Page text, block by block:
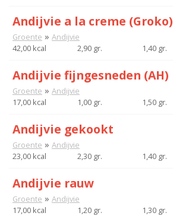
Andijvie a la creme (Groko)
Groente » Andijvie
42,00 kcal
2,90 gr. 1,40 gr.
Andijvie fijngesneden (AH)
Groente » Andijvie
17,00 kcal
1,00 gr. 1,50 gr.
Andijvie gekookt
Groente » Andijvie
23,00 kcal
2,30 gr. 1,40 gr.
Andijvie rauw
Groente » Andijvie
17,00 kcal
1,20 gr. 1,30 gr.